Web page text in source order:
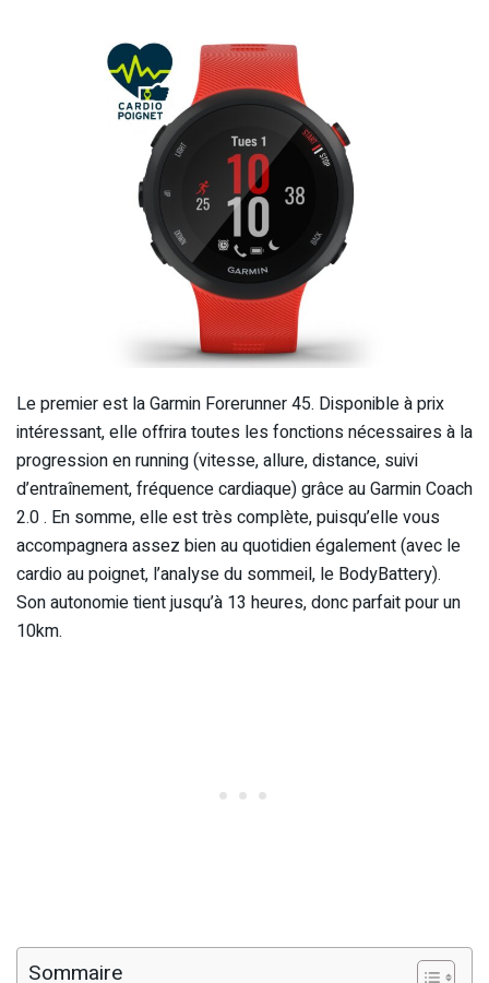
Le premier est la Garmin Forerunner 45. Disponible à prix
intéressant, elle offrira toutes les fonctions nécessaires à la
progression en running (vitesse, allure, distance, suivi
d’entraînement, fréquence cardiaque) grâce au Garmin Coach
2.0 . En somme, elle est très complète, puisqu’elle vous
accompagnera assez bien au quotidien également (avec le
cardio au poignet, l’analyse du sommeil, le BodyBattery).
Son autonomie tient jusqu’à 13 heures, donc parfait pour un
10km.
Sommaire